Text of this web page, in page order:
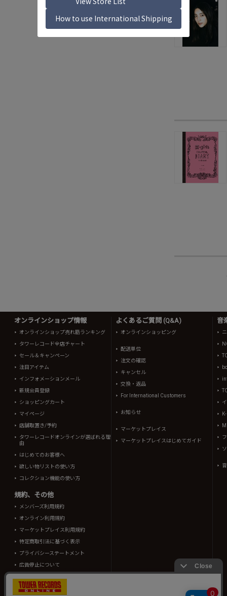
オンラインショップ情報
オンラインショップ売れ筋ランキング
タワーレコード全店チャート
セール＆キャンペーン
注目アイテム
インフォメーションメール
新規会員登録
ショッピングカート
マイページ
店舗取置き/予約
タワーレコードオンラインが選ばれる理
由
はじめてのお客様へ
欲しい物リストの使い方
コレクション機能の使い方
規約、その他
メンバーズ利用規約
オンライン利用規約
マーケットプレイス利用規約
特定商取引法に基づく表示
プライバシーステートメント
広告停止について
よくあるご質問 (Q&A)
オンラインショッピング
配送単位
注文の確認
キャンセル
交換・返品
For International Customers
お知らせ
マーケットプレイス
マーケットプレイスはじめてガイド
音